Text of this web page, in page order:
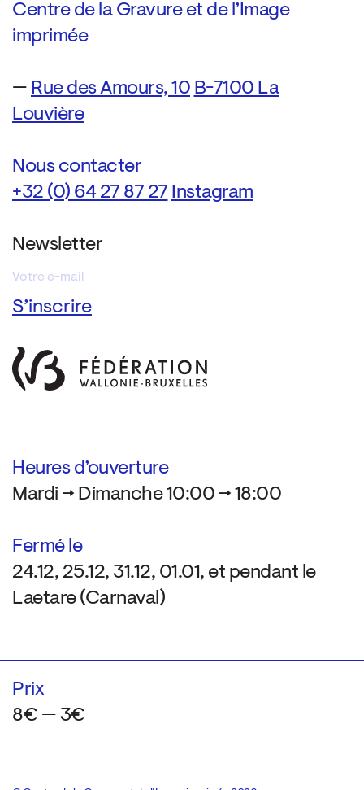
Centre de la Gravure et de l’Image
imprimée
— Rue des Amours, 10 B-7100 La
Louvière
Nous contacter
+32 (0) 64 27 87 27 Instagram
Newsletter
Heures d’ouverture
Mardi → Dimanche 10:00 → 18:00
Fermé le
24.12, 25.12, 31.12, 01.01, et pendant le
Laetare (Carnaval)
Prix
8€ — 3€